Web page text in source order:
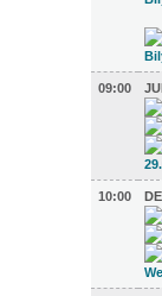
09:00
10:00